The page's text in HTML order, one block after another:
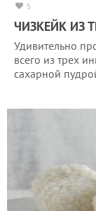
5
ЧИЗКЕЙК ИЗ
Удивительно
всего из трех
сахарной